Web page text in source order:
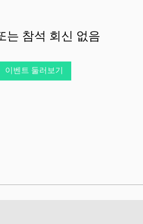
는 참석 회신 없음
이벤트 둘러보기